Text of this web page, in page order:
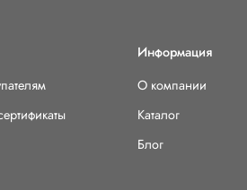
Информация
О компании
Каталог
Блог